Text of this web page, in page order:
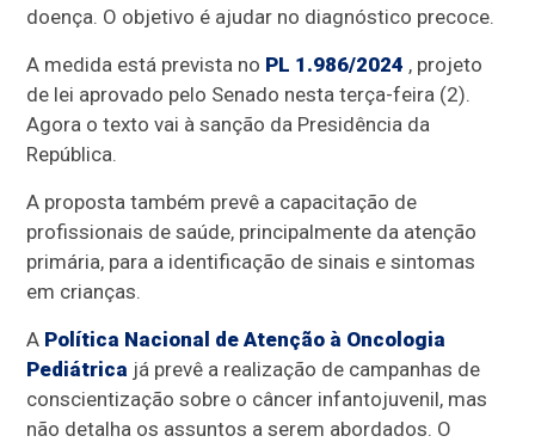
doença. O objetivo é ajudar no diagnóstico precoce.
A medida está prevista no PL 1.986/2024 , projeto
de lei aprovado pelo Senado nesta terça-feira (2).
Agora o texto vai à sanção da Presidência da
República.
A propostatambém prevê a capacitação de
profissionais de saúde, principalmente da atenção
primária, para a identificação de sinais e sintomas
em crianças.
A Política Nacional de Atenção à Oncologia
Pediátrica já prevê a realização de campanhas de
conscientização sobre o câncer infantojuvenil, mas
não detalha os assuntos a serem abordados. O